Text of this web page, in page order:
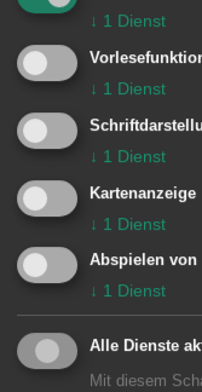
Besondere
Einheiten
1 Aalen
↓ 1 Dienst
↓ 1 Dienst
↓ 1 Dienst
Kartenanzeige
↓ 1 Dienst
Abspielen von
↓ 1 Dienst
Alle Dienste
Mit diesem